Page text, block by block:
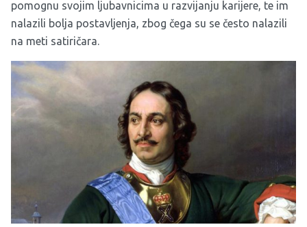
pomognu svojim ljubavnicima u razvijanju karijere, te im
nalazili bolja postavljenja, zbog čega su se često nalazili
na meti satiričara.